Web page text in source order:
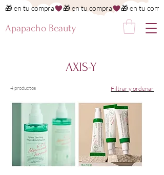
Apapacho Beauty
🎁 en tu compra
AXIS-Y
4 productos Filtrar y ordenar